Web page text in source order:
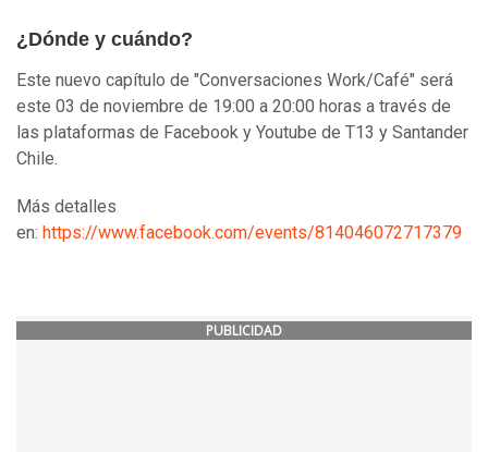
¿Dónde y cuándo?
Este nuevo capítulo de "Conversaciones Work/Café" será
este 03 de noviembre de 19:00 a 20:00 horas a través de
las plataformas de Facebook y Youtube de T13 y Santander
Chile.
Más detalles
en: https://www.facebook.com/events/814046072717379
PUBLICIDAD